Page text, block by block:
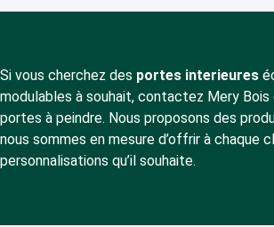
Si vous cherchez des portes interieures
modulables à souhait, contactez Mery
portes à peindre. Nous proposons des
nous sommes en mesure d’offrir à chaque
personnalisations qu’il souhaite.